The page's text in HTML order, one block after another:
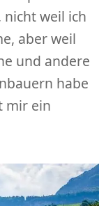
weil ich
aber weil
und andere
habe
mir ein